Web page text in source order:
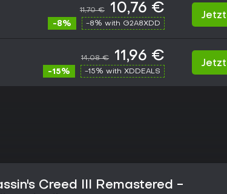
11,70 € 10,76 €
-8% -8% with G2A8XDD
14,08 € 11,96 €
-15% -15% with XDDEALS
Creed III Remastered -